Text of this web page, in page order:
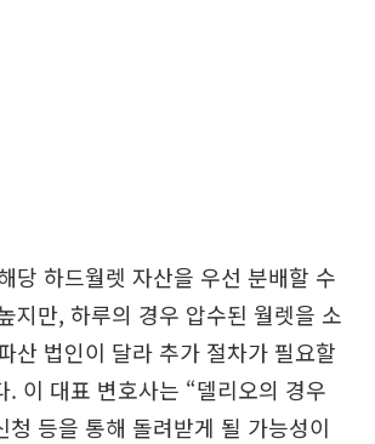
당 하드월렛 자산을 우선 분배할 수
지만, 하루의 경우 압수된 월렛을 소
산 법인이 달라 추가 절차가 필요할
. 이 대표 변호사는 “델리오의 경우
청 등을 통해 돌려받게 될 가능성이